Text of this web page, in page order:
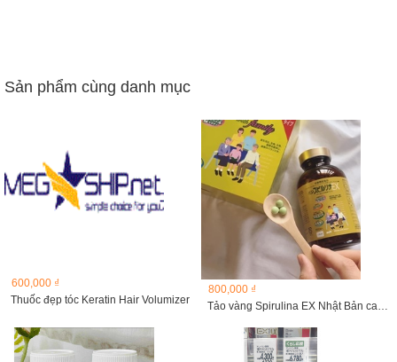
Sản phẩm cùng danh mục
600,000 ₫
Thuốc đẹp tóc Keratin Hair Volumizer
800,000 ₫
Tảo vàng Spirulina EX Nhật Bản cao cấp lọ 1000 viên tách...